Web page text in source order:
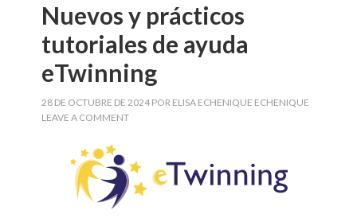
Nuevos y prácticos
tutoriales de ayuda
eTwinning
28 DE OCTUBRE DE 2024 POR ELISA ECHENIQUE ECHENIQUE
LEAVE A COMMENT